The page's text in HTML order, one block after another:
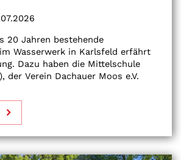
20 Jahren bestehende
Wasserwerk in Karlsfeld erfährt
Dazu haben die Mittelschule
der Verein Dachauer Moos e.V.